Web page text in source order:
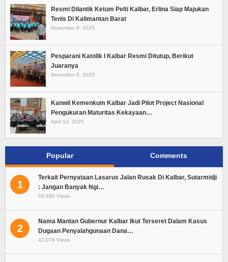
Resmi Dilantik Ketum Pelti Kalbar, Erlina Siap Majukan
Tenis Di Kalimantan Barat
November 8, 2025
Pesparani Katolik I Kalbar Resmi Ditutup, Berikut
Juaranya
November 8, 2025
Kanwil Kemenkum Kalbar Jadi Pilot Project Nasional
Pengukuran Maturitas Kekayaan…
April 14, 2025
Popular Comments
1
Terkait Pernyataan Lasarus Jalan Rusak Di Kalbar, Sutarmidji
: Jangan Banyak Ngi…
59,690 Views
2
Nama Mantan Gubernur Kalbar Ikut Terseret Dalam Kasus
Dugaan Penyalahgunaan Dana…
42,076 Views